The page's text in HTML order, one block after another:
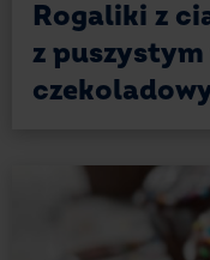
Rogaliki z
z puszystym